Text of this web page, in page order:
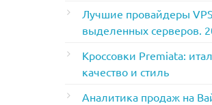
Лучшие провайдеры
выделенных серверов.
Кроссовки Premiata:
качество и стиль
Аналитика продаж на